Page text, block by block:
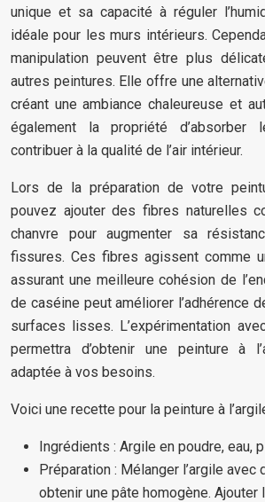
unique et sa capacité à réguler
idéale pour les murs intérieurs.
manipulation peuvent être plus
autres peintures. Elle offre une
créant une ambiance chaleureuse et
également la propriété
contribuer à la qualité de l’air intérieur.
Lors de la préparation de votre
pouvez ajouter des fibres naturelles
chanvre pour augmenter sa
fissures. Ces fibres agissent comme
assurant une meilleure cohésion de
de caséine peut améliorer l’adhérence
surfaces lisses. L’expérimentation
permettra d’obtenir une peinture à
adaptée à vos besoins.
Voici une recette pour la peinture à
Ingrédients : Argile en poudre, eau,
Préparation : Mélanger l’argile avec
obtenir une pâte homogène. Ajouter